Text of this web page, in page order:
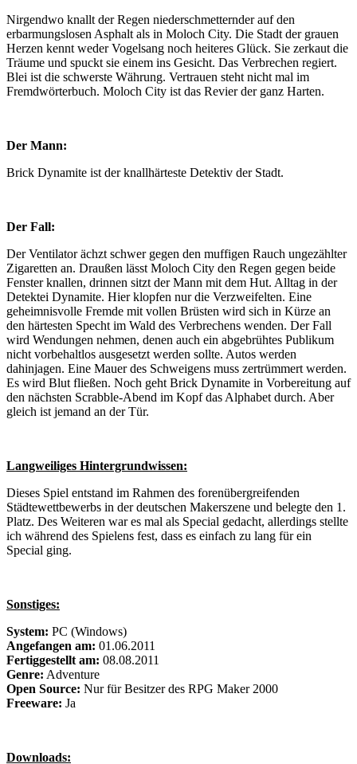
Nirgendwo knallt der Regen niederschmetternder auf den
erbarmungslosen Asphalt als in Moloch City. Die Stadt der grauen
Herzen kennt weder Vogelsang noch heiteres Glück. Sie zerkaut die
Träume und spuckt sie einem ins Gesicht. Das Verbrechen regiert.
Blei ist die schwerste Währung. Vertrauen steht nicht mal im
Fremdwörterbuch. Moloch City ist das Revier der ganz Harten.
Der Mann:
Brick Dynamite ist der knallhärteste Detektiv der Stadt.
Der Fall:
Der Ventilator ächzt schwer gegen den muffigen Rauch ungezählter
Zigaretten an. Draußen lässt Moloch City den Regen gegen beide
Fenster knallen, drinnen sitzt der Mann mit dem Hut. Alltag in der
Detektei Dynamite. Hier klopfen nur die Verzweifelten. Eine
geheimnisvolle Fremde mit vollen Brüsten wird sich in Kürze an
den härtesten Specht im Wald des Verbrechens wenden. Der Fall
wird Wendungen nehmen, denen auch ein abgebrühtes Publikum
nicht vorbehaltlos ausgesetzt werden sollte. Autos werden
dahinjagen. Eine Mauer des Schweigens muss zertrümmert werden.
Es wird Blut fließen. Noch geht Brick Dynamite in Vorbereitung auf
den nächsten Scrabble-Abend im Kopf das Alphabet durch. Aber
gleich ist jemand an der Tür.
Langweiliges Hintergrundwissen:
Dieses Spiel entstand im Rahmen des forenübergreifenden
Städtewettbewerbs in der deutschen Makerszene und belegte den 1.
Platz. Des Weiteren war es mal als Special gedacht, allerdings stellte
ich während des Spielens fest, dass es einfach zu lang für ein
Special ging.
Sonstiges:
System: PC (Windows)
Angefangen am: 01.06.2011
Fertiggestellt am: 08.08.2011
Genre: Adventure
Open Source: Nur für Besitzer des RPG Maker 2000
Freeware: Ja
Downloads: